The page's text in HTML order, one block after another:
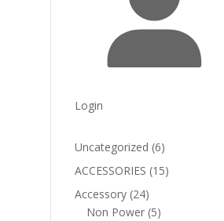
Login
Uncategorized 66
products
ACCESSORIES 1515
Accessory 2424
products
Non Power 55